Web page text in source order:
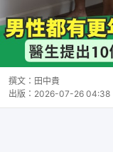
撰文： 田中貴
出版： 2026-07-26 04:38